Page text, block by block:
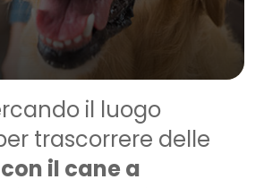
il luogo
trascorrere delle
il cane a